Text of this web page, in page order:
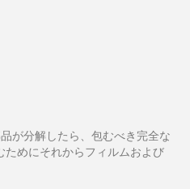
が分解したら、包むべき完全な
ためにそれからフィルムおよび